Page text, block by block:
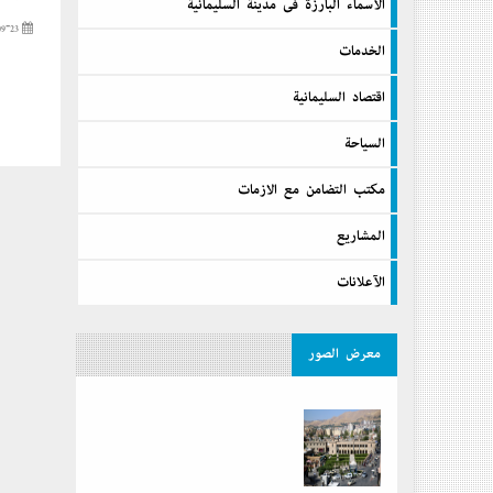
2020-09-23
الآسماء البارزة فى مدينة السليمانية
الخدمات
اقتصاد السليمانية
السیاحة
مكتب التضامن مع الازمات
المشاريع
الآعلانات
معرض الصور